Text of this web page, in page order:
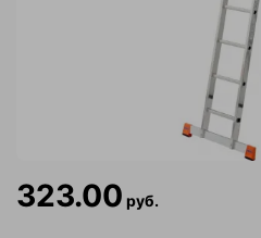
323.00 руб.